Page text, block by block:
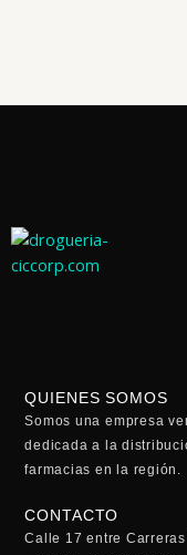
QUIENES SOMOS
Somos una empresa
dedicada a la
farmacias en la región.
CONTACTO
Calle 17 entre